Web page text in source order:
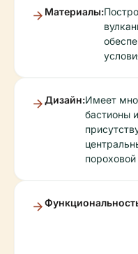
Материалы:
Дизайн:Имеет
бастионы
пороховой